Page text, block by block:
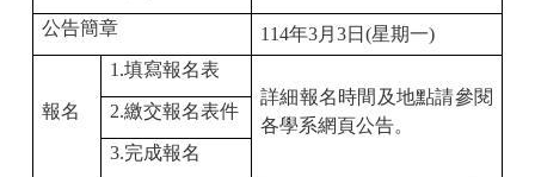
公告簡章 114年3月 3日 (星期一)
報名
1.填寫報名表
詳細報名時間及地點請參閱
各學系網頁公告。
2.繳交報名表件
3.完成報名